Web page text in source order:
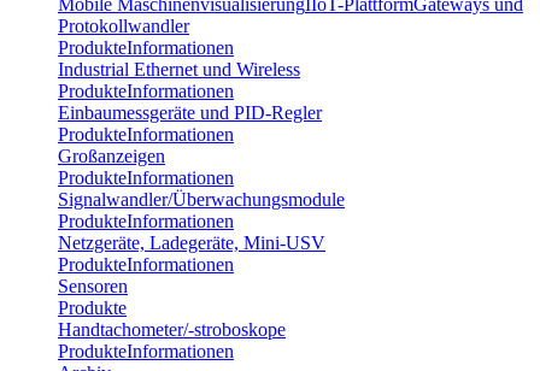
Mobile MaschinenvisualisierungIIoT-PlattformGateways und
Protokollwandler
ProdukteInformationen
Industrial Ethernet und Wireless
ProdukteInformationen
Einbaumessgeräte und PID-Regler
ProdukteInformationen
Großanzeigen
ProdukteInformationen
Signalwandler/Überwachungsmodule
ProdukteInformationen
Netzgeräte, Ladegeräte, Mini-USV
ProdukteInformationen
Sensoren
Produkte
Handtachometer/-stroboskope
ProdukteInformationen